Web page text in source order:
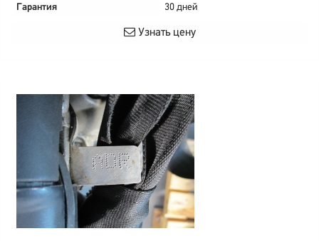
Гарантия
30 дней
Узнать цену